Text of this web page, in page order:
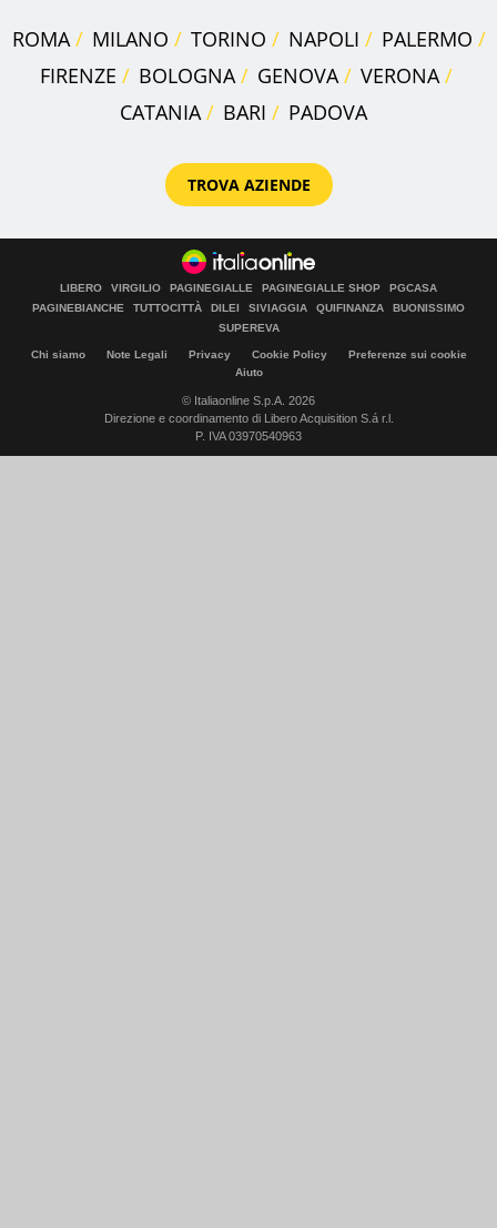
ROMA MILANO TORINO NAPOLI
PALERMO
FIRENZE
BOLOGNA GENOVA
VERONA
CATANIA
BARI PADOVA
TROVA AZIENDE
LIBERO VIRGILIO PAGINEGIALLE PAGINEGIALLE SHOP
PGCASA
PAGINEBIANCHE
TUTTOCITTÀ DILEI SIVIAGGIA QUIFINANZA
BUONISSIMO
SUPEREVA
Chi siamo Note Legali Privacy Cookie Policy
Preferenze sui cookie
Aiuto
© Italiaonline S.p.A. 2026
Direzione e coordinamento di Libero Acquisition S.á r.l.
P. IVA 03970540963